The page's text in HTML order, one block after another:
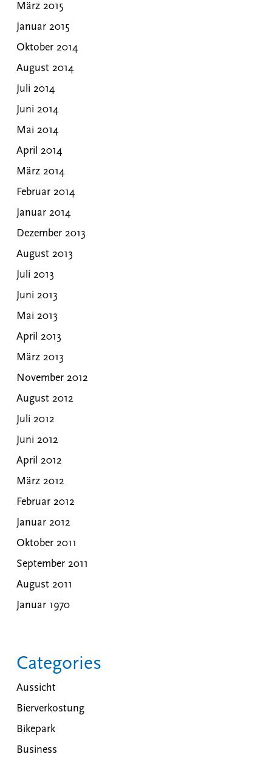
März 2015
Januar 2015
Oktober 2014
August 2014
Juli 2014
Juni 2014
Mai 2014
April 2014
März 2014
Februar 2014
Januar 2014
Dezember 2013
August 2013
Juli 2013
Juni 2013
Mai 2013
April 2013
März 2013
November 2012
August 2012
Juli 2012
Juni 2012
April 2012
März 2012
Februar 2012
Januar 2012
Oktober 2011
September 2011
August 2011
Januar 1970
Categories
Aussicht
Bierverkostung
Bikepark
Business